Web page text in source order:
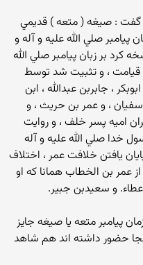
: صيغه ( متعه ) قديمي
صلي الله عليه و آله و
بر زبان پيامبر صلي الله
قيامت ، و تثبيت شد توسط
، جابربن عبدالله ، ابن
، و عمر بن حريث ، و
اميه پسر خلف ، و روايت
خدا صلي الله عليه و آله
يافتن خلافت عمر ، اختلاف
عمر بن الخطاب همانا كه او
عطاء. و سعيدبن جبير.
آمده از اين كتاب : ۱ ـ در زمان پيامبر متعه يا صيغه جايز
حضور داشته اند هم شاهد